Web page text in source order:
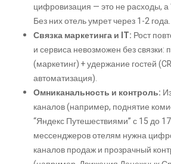
цифровизация — это не расходы, а
Без них отель умрет через 1-2 года.
Связка маркетинга и IT: Рост
и сервиса невозможен без связки:
(маркетинг) + удержание гостей
автоматизация).
Омниканальность и контроль:
каналов (например, поднятие
“Яндекс Путешествиями” с 15 до
мессенджеров отелям нужна
каналов продаж и прозрачный